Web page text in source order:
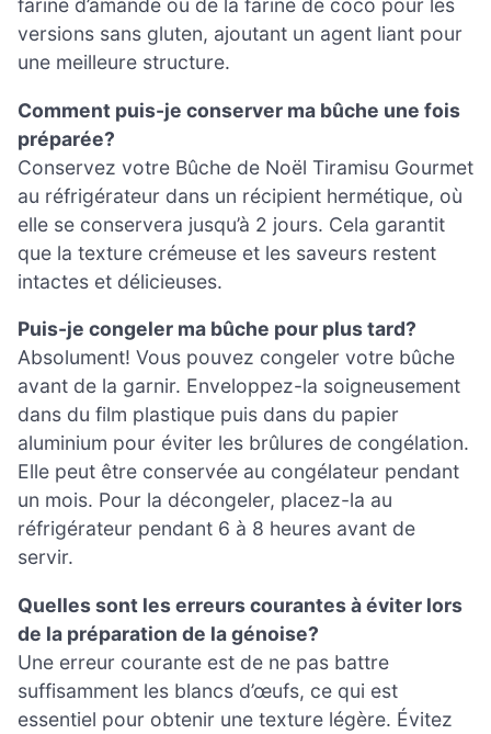
farine d’amande ou de la farine de coco pour les
versions sans gluten, ajoutant un agent liant pour
une meilleure structure.
Comment puis-je conserver ma bûche une fois
préparée?
Conservez votre Bûche de Noël Tiramisu Gourmet
au réfrigérateur dans un récipient hermétique, où
elle se conservera jusqu’à 2 jours. Cela garantit
que la texture crémeuse et les saveurs restent
intactes et délicieuses.
Puis-je congeler ma bûche pour plus tard?
Absolument! Vous pouvez congeler votre bûche
avant de la garnir. Enveloppez-la soigneusement
dans du film plastique puis dans du papier
aluminium pour éviter les brûlures de congélation.
Elle peut être conservée au congélateur pendant
un mois. Pour la décongeler, placez-la au
réfrigérateur pendant 6 à 8 heures avant de
servir.
Quelles sont les erreurs courantes à éviter lors
de la préparation de la génoise?
Une erreur courante est de ne pas battre
suffisamment les blancs d’œufs, ce qui est
essentiel pour obtenir une texture légère. Évitez